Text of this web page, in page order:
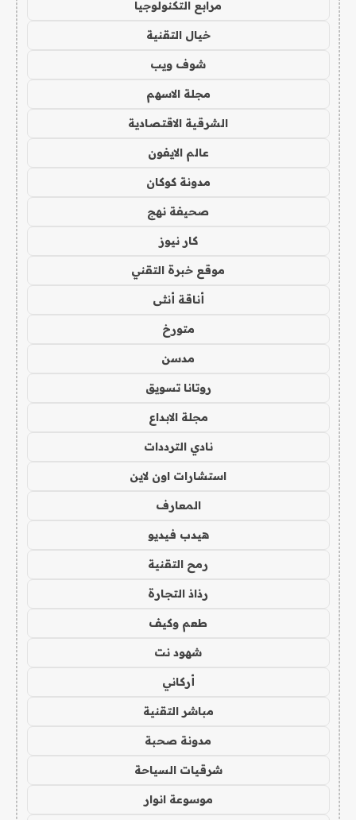
مرابع التكنولوجيا
خيال التقنية
شوف ويب
مجلة الاسهم
الشرقية الاقتصادية
عالم الايفون
مدونة كوكان
صحيفة نهج
كار نيوز
موقع خبرة التقني
أناقة أنثى
متورخ
مدسن
روتانا تسويق
مجلة الابداع
نادي الترددات
استشارات اون لاين
المعارف
هيدب فيديو
رمح التقنية
رذاذ التجارة
طعم وكيف
شهود نت
أركاني
مباشر التقنية
مدونة صحبة
شرقيات السياحة
موسوعة انوار